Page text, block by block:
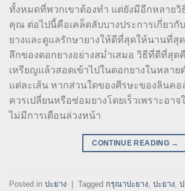
ทั้งหมดที่พวกเขาต้องทำ แต่ยังมีอีกหลายวิ
คุณ ต่อไปนี้คือเคล็ดลับบางประการเกี่ยวกั
ยางและดูแลรักษายางให้ดีที่สุดให้นานที่สุ
ลึกของดอกยางอย่างสม่ำเสมอ วิธีที่ดีที่สุด
เหรียญแล้วสอดเข้าไปในดอกยางในหลาย
แต่ละเส้น หากส่วนใดของศีรษะของลินค
ควรเปลี่ยนหรือซ่อมยางโดยเร็วเพราะอาจ
ไม่มีการเตือนล่วงหน้า
CONTINUE READING →
Posted in ปะยาง Tagged กรุณาปะยาง, ปะยาง,